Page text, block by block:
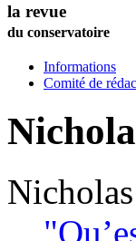
la revue
du conservatoire
Informations
Comité de
Nicholas